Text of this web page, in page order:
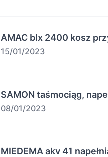
AMAC blx 2400 kosz
15/01/2023
SAMON taśmociąg,
08/01/2023
MIEDEMA akv 41